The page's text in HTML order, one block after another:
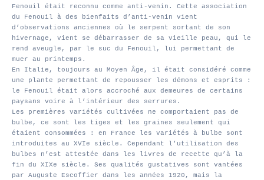
Fenouil était reconnu comme anti-venin. Cette association
du Fenouil à des bienfaits d’anti-venin vient
d’observations anciennes où le serpent sortant de son
hivernage, vient se débarrasser de sa vieille peau, qui le
rend aveugle, par le suc du Fenouil, lui permettant de
muer au printemps.
En Italie, toujours au Moyen Âge, il était considéré comme
une plante permettant de repousser les démons et esprits :
le Fenouil était alors accroché aux demeures de certains
paysans voire à l’intérieur des serrures.
Les premières variétés cultivées ne comportaient pas de
bulbe, ce sont les tiges et les graines seulement qui
étaient consommées : en France les variétés à bulbe sont
introduites au XVIe siècle. Cependant l’utilisation des
bulbes n’est attestée dans les livres de recette qu’à la
fin du XIXe siècle. Ses qualités gustatives sont vantées
par Auguste Escoffier dans les années 1920, mais la